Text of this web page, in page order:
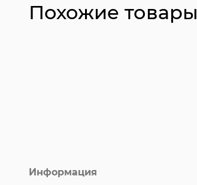
Похожие товары
Информация